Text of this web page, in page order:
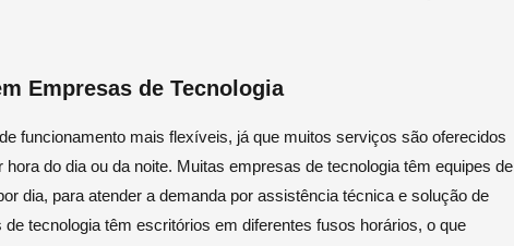
Empresas de Tecnologia
funcionamento mais flexíveis, já que muitos serviços são oferecidos
do dia ou da noite. Muitas empresas de tecnologia têm equipes de
dia, para atender a demanda por assistência técnica e solução de
tecnologia têm escritórios em diferentes fusos horários, o que